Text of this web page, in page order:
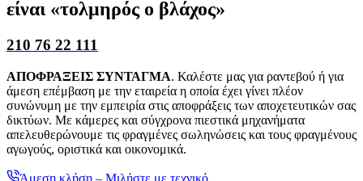
είναι «τολμηρός ο βλάχος»
210 76 22 111
ΑΠΟΦΡΑΞΕΙΣ ΣΥΝΤΑΓΜΑ. Καλέστε μας για ραντεβού ή για
άμεση επέμβαση με την εταιρεία η οποία έχει γίνει πλέον
συνώνυμη με την εμπειρία στις αποφράξεις των αποχετευτικών σας
δικτύων. Με κάμερες και σύγχρονα πιεστικά μηχανήματα
απελευθερώνουμε τις φραγμένες σωληνώσεις και τους φραγμένους
αγωγούς, οριστικά και οικονομικά.
Άμεση κλήση – Μιλήστε με τεχνικό